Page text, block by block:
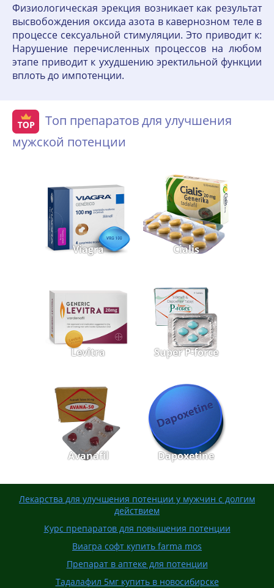
Физиологическая эрекция возникает как результат
высвобождения оксида азота в кавернозном теле в
процессе сексуальной стимуляции. Это приводит к:
Нарушение перечисленных процессов на любом
этапе приводит к ухудшению эректильной функции
вплоть до импотенции.
Топ препаратов для улучшения
мужской потенции
Viagra Cialis
Levitra Super P-force
Avanafil Dapoxetine
Лекарства для улучшения потенции у мужчин с долгим
действием
Курс препаратов для повышения потенции
Виагра софт купить farma mos
Препарат в аптеке для потенции
Тадалафил 5мг купить в новосибирске